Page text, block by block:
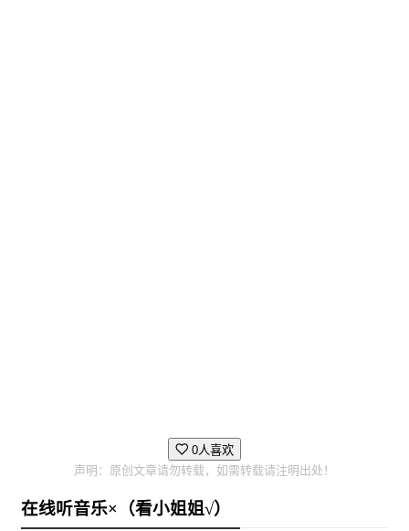
0人喜欢
声明：原创文章请勿转载，如需转载请注明出处！
在线听音乐×（看小姐姐√）